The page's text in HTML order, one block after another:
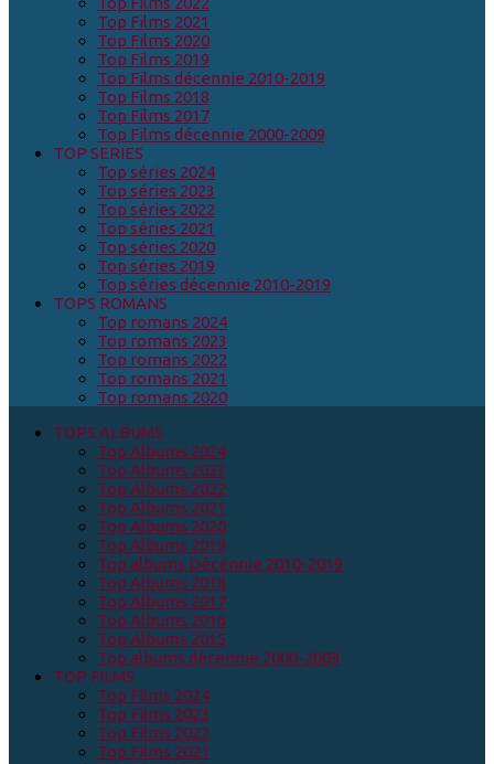
Top Films 2021
Top Films 2020
Top Films 2019
Top Films décennie 2010-2019
Top Films 2018
Top Films 2017
Top Films décennie 2000-2009
TOP SERIES
Top séries 2024
Top séries 2023
Top séries 2022
Top séries 2021
Top séries 2020
Top séries 2019
Top séries décennie 2010-2019
TOPS ROMANS
Top romans 2024
Top romans 2023
Top romans 2022
Top romans 2021
Top romans 2020
TOPS ALBUMS
Top Albums 2024
Top Albums 2023
Top Albums 2022
Top Albums 2021
Top Albums 2020
Top Albums 2019
Top albums Décennie 2010-2019
Top Albums 2018
Top Albums 2017
Top Albums 2016
Top Albums 2015
Top albums décennie 2000-2009
TOP FILMS
Top Films 2024
Top Films 2023
Top Films 2022
Top Films 2021